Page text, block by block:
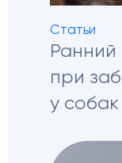
Статьи
при
у собак